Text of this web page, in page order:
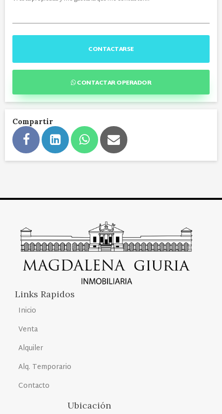
CONTACTARSE
CONTACTAR OPERADOR
Compartir
Links Rapidos
Inicio
Venta
Alquiler
Alq. Temporario
Contacto
Ubicación